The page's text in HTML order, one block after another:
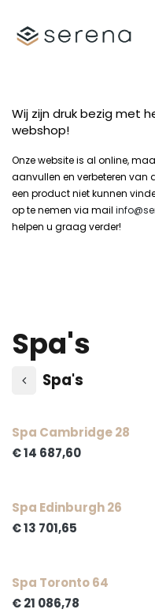
Wij zijn druk bezig met
webshop!
Onze website is al online,
aanvullen en verbeteren van
een product niet kunnen
op te nemen via mail
helpen u graag verder!
Spa's
Spa's
Spa Cambridge 28
€14 687,60
Spa Edinburgh 26
€13 701,65
Spa Toronto 64
€21 086,78